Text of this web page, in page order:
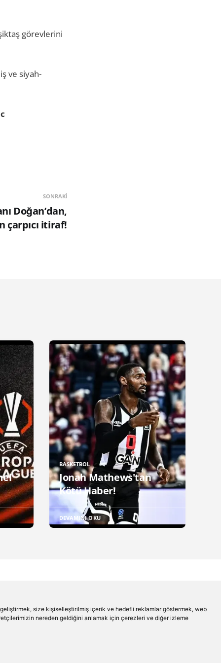
size kişiselleştirilmiş içerik ve hedefli reklamlar göstermek, web
nereden geldiğini anlamak için çerezleri ve diğer izleme
görevlerini
ve siyah-
SONRAKI
Doğan’dan,
çarpıcı itiraf!
BASKETBOL
Jonah Mathews'tan
Kötü Haber!
DEVAMINI OKU
Beşiktaş'ın Medyası